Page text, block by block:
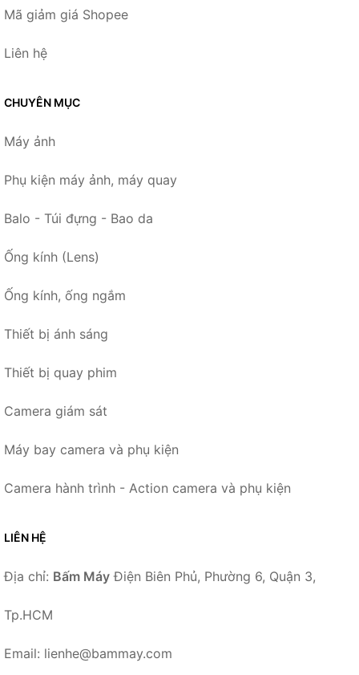
Mã giảm giá Shopee
Liên hệ
CHUYÊN MỤC
Máy ảnh
Phụ kiện máy ảnh, máy quay
Balo - Túi đựng - Bao da
Ống kính (Lens)
Ống kính, ống ngắm
Thiết bị ánh sáng
Thiết bị quay phim
Camera giám sát
Máy bay camera và phụ kiện
Camera hành trình - Action camera và phụ kiện
LIÊN HỆ
Địa chỉ: Bấm Máy Điện Biên Phủ, Phường 6, Quận 3,
Tp.HCM
Email: lienhe@bammay.com